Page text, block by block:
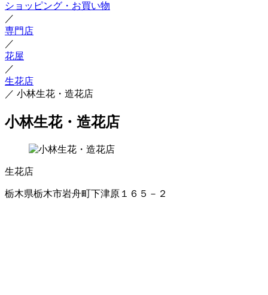
ショッピング・お買い物
／
専門店
／
花屋
／
生花店
／ 小林生花・造花店
小林生花・造花店
生花店
栃木県栃木市岩舟町下津原１６５－２